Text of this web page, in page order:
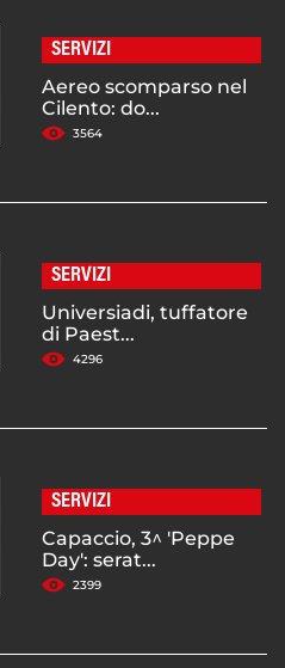
SERVIZI
Aereo scomparso nel
Cilento: do...
3564
SERVIZI
Universiadi, tuffatore
di Paest...
4296
SERVIZI
Capaccio, 3^ 'Peppe
Day': serat...
2399